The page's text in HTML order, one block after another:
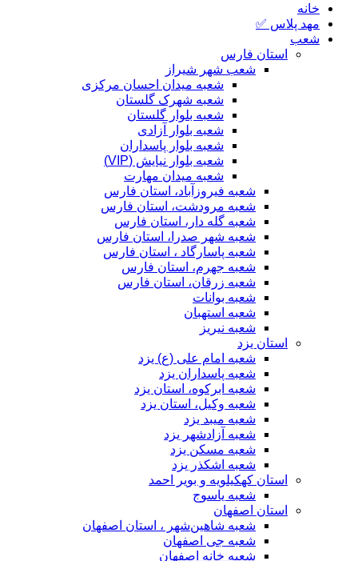
خانه
مهد پلاس ✅
شعب
استان فارس
شعب شهر شیراز
شعبه میدان احسان مرکزی
شعبه شهرک گلستان
شعبه بلوار گلستان
شعبه بلوار آزادی
شعبه بلوار پاسداران
شعبه بلوار نیایش (VIP)
شعبه میدان مهارت
شعبه فیروزآباد، استان فارس
شعبه مرودشت، استان فارس
شعبه گله دار، استان فارس
شعبه شهر صدرا، استان فارس
شعبه پاسارگاد ، استان فارس
شعبه جهرم، استان فارس
شعبه زرقان، استان فارس
شعبه بوانات
شعبه استهبان
شعبه نیریز
استان یزد
شعبه امام علی (ع) یزد
شعبه پاسداران یزد
شعبه ابرکوه، استان یزد
شعبه وکیل، استان یزد
شعبه میبد یزد
شعبه آزادشهر یزد
شعبه مسکن یزد
شعبه اشکذر یزد
استان کهکیلویه و بویر احمد
شعبه یاسوج
استان اصفهان
شعبه شاهین‌شهر ، استان اصفهان
شعبه جی اصفهان
شعبه خانه اصفهان